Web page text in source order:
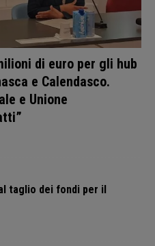
di euro per gli hub
e Calendasco.
e Unione
taglio dei fondi per il